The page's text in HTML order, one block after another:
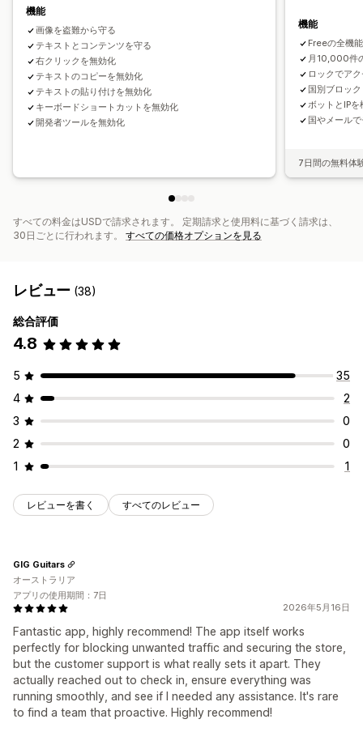
IPアクセス
機能
画像を盗難から守る
テキストとコンテンツを守る
右クリックを無効化
テキストのコピーを無効化
テキストの貼り付けを無効化
キーボードショートカットを無効化
開発者ツールを無効化
機能
Freeの全機
月10,000件
ロックでア
国別ブロッ
ボットとIP
国やメール
7日間の無料体
すべての料金はUSDで請求されます。 定期請求と使用料に基づく請求は、
30日ごとに行われます。 すべての価格オプションを見る
レビュー (38)
総合評価
4.8
5
35
4
2
3
0
2
0
1
1
レビューを書く すべてのレビュー
2026年5月16日
Fantastic app, highly recommend! The app itself works
perfectly for blocking unwanted traffic and securing the store,
but the customer support is what really sets it apart. They
actually reached out to check in, ensure everything was
running smoothly, and see if I needed any assistance. It's rare
to find a team that proactive. Highly recommend!
GIG Guitars
オーストラリア
アプリの使用期間：7日